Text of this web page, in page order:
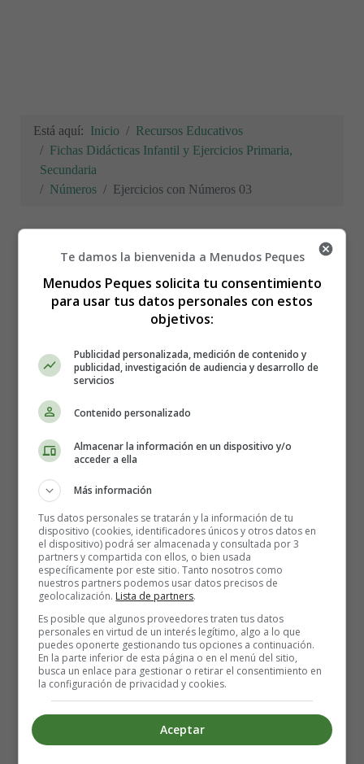
Está aquí: Inicio
Recursos Educativos
Fichas Didácticas Infantil y Ejercicios Primaria,
Secundaria
Números
Ejercicios con Números 03
Ejercicios con Números
Fichas infantiles para trabajar
con los números naturales
Recursos educativos - Fichas didácticas
naturales: Ordenar de mayor a menory de menor a
mayor, colocar los signos<,>o=según correspondan,
número anterior y posteriory escribir el
letra.
Te damos la bienvenida a Menudos Peques
Menudos Peques solicita tu consentimiento
para usar tus datos personales con estos
objetivos:
Publicidad personalizada, medición de contenido y
publicidad, investigación de audiencia y desarrollo de
servicios
Contenido personalizado
Almacenar la información en un dispositivo y/o
acceder a ella
Más información
Tus datos personales se tratarán y la información de tu
dispositivo (cookies, identificadores únicos y otros datos en
el dispositivo) podrá ser almacenada y consultada por 3
partners y compartida con ellos, o bien usada
específicamente por este sitio. Tanto nosotros como
nuestros partners podemos usar datos precisos de
geolocalización. Lista de partners.
Es posible que algunos proveedores traten tus datos
personales en virtud de un interés legítimo, algo a lo que
puedes oponerte gestionando tus opciones a continuación.
En la parte inferior de esta página o en el menú del sitio,
busca un enlace para gestionar o retirar el consentimiento en
la configuración de privacidad y cookies.
Aceptar